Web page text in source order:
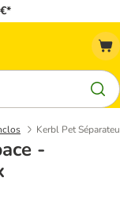
Kerbl Pet
-